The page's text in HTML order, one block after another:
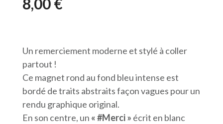
8,00€
Un remerciement moderne et stylé à coller
partout !
Ce magnet rond au fond bleu intense est
bordé de traits abstraits façon vagues pour un
rendu graphique original.
En son centre, un « #Merci » écrit en blanc